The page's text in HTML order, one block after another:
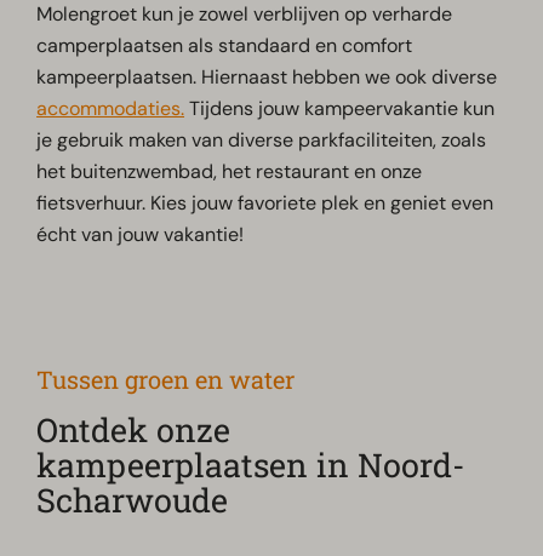
Molengroet kun je zowel verblijven op verharde
camperplaatsen als standaard en comfort
kampeerplaatsen. Hiernaast hebben we ook diverse
accommodaties.Tijdens jouw kampeervakantie kun
je gebruik maken van diverse parkfaciliteiten, zoals
het buitenzwembad, het restaurant en onze
fietsverhuur. Kies jouw favoriete plek en geniet even
écht van jouw vakantie!
Tussen groen en water
Ontdek onze
kampeerplaatsen in Noord-
Scharwoude